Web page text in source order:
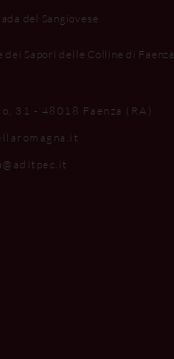
del Sangiovese
dei Sapori delle Colline di Faenza
31 - 48018 Faenza (RA)